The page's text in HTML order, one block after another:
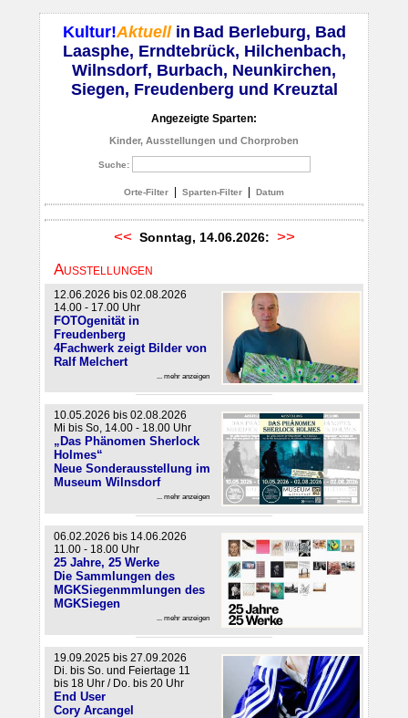
Kultur!Aktuellin Bad Berleburg, Bad
Laasphe, Erndtebrück, Hilchenbach,
Wilnsdorf, Burbach, Neunkirchen,
Siegen, Freudenberg und Kreuztal
Angezeigte Sparten:
Kinder, Ausstellungen und Chorproben
Suche:
Orte-Filter Sparten-Filter Datum
<< Sonntag, 14.06.2026: >>
Ausstellungen
12.06.2026 bis 02.08.2026
14.00 - 17.00 Uhr
FOTOgenität in
Freudenberg
4Fachwerk zeigt Bilder von
Ralf Melchert
... mehr anzeigen
10.05.2026 bis 02.08.2026
Mi bis So, 14.00 - 18.00 Uhr
„Das Phänomen Sherlock
Holmes“
Neue Sonderausstellung im
Museum Wilnsdorf
... mehr anzeigen
06.02.2026 bis 14.06.2026
11.00 - 18.00 Uhr
25 Jahre, 25 Werke
Die Sammlungen des
MGKSiegenmmlungen des
MGKSiegen
... mehr anzeigen
19.09.2025 bis 27.09.2026
Di. bis So. und Feiertage 11
bis 18 Uhr / Do. bis 20 Uhr
End User
Cory Arcangel